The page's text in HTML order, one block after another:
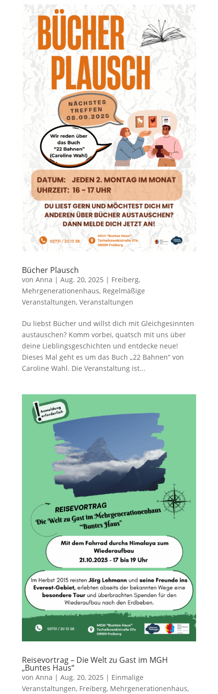
Bücher Plausch
von Anna | Aug. 20, 2025 | Freiberg,
Mehrgenerationenhaus, Regelmäßige
Veranstaltungen, Veranstaltungen
Du liebst Bücher und willst dich mit Gleichgesinnten
austauschen? Komm vorbei, quatsch mit uns über
deine Lieblingsgeschichten und entdecke neue!
Dieses Mal geht es um das Buch „22 Bahnen“ von
Caroline Wahl. Die Veranstaltung ist...
Reisevortrag – Die Welt zu Gast im MGH
„Buntes Haus“
von Anna | Aug. 20, 2025 | Einmalige
Veranstaltungen, Freiberg, Mehrgenerationenhaus,